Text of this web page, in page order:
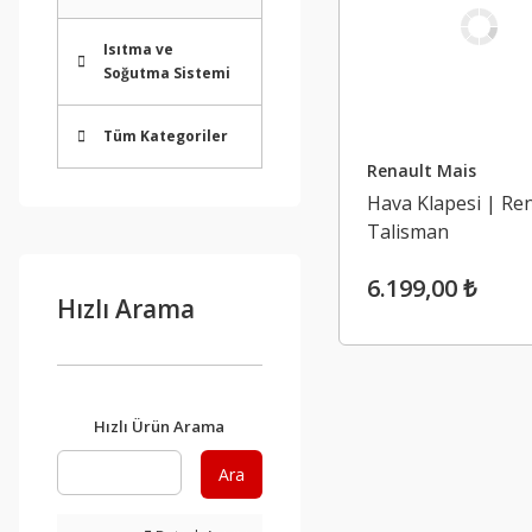
Isıtma ve
Soğutma Sistemi
Tüm Kategoriler
Hızlı Arama
Hızlı Ürün Arama
Ara
Renault Mais
Hava Klapesi |
Talisman
6.199,00 ₺